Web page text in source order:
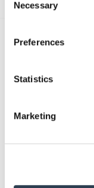
the Privacy trigger
Collect
Identify your
Find out more
and set your
provide social
Selection
Necessary
Preferences
Statistics
Marketing
Das könnte Sie auch